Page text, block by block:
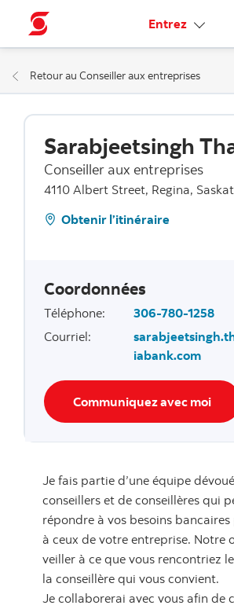
Entrez Liens
Retour au Conseiller aux entreprises
Sarabjeetsingh
Conseiller aux entreprises
4110 Albert Street, Regina,
Obtenir l’itinéraire
Coordonnées
Téléphone:
306-780-1258
Courriel:
iabank.com
Communiquez avec moi
Je fais partie d’une équipe
conseillers et de conseillères qui
répondre à vos besoins bancaires
à ceux de votre entreprise. Notre
veiller à ce que vous rencontriez
la conseillère qui vous convient.
Je collaborerai avec vous afin de